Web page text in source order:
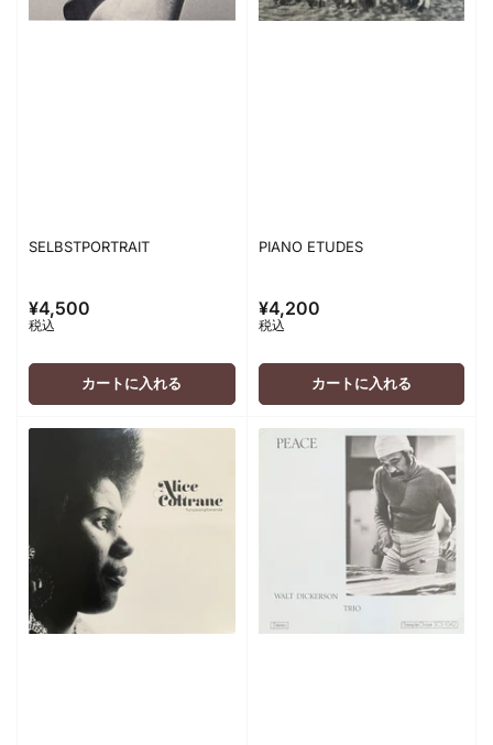
SELBSTPORTRAIT
通
常
価
¥4,500
税込
カートに入れる
PIANO ETUDES
通
常
価
¥4,200
税込
カートに入れる